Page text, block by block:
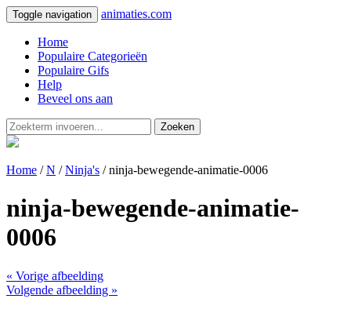
Toggle navigation animaties.com
Home
Populaire Categorieën
Populaire Gifs
Help
Beveel ons aan
Zoeken
Home /N /Ninja's / ninja-bewegende-animatie-0006
ninja-bewegende-animatie-
0006
« Vorige afbeelding
Volgende afbeelding »